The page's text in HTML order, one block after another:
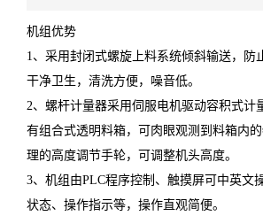
机组优势
1、采用封闭式螺旋上料系统倾斜输送，防
干净卫生，清洗方便，噪音低。
2、螺杆计量器采用伺服电机驱动容积式计
有组合式透明料箱，可肉眼观测到料箱内
理的高度调节手轮，可调整机头高度。
3、机组由PLC程序控制、触摸屏可中英文
状态、操作指示等，操作直观简便。